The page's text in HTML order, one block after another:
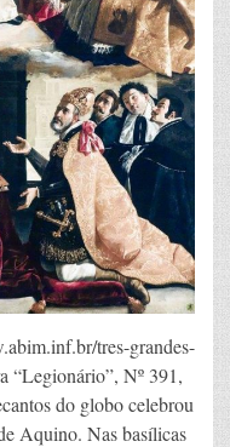
tres-grandes-
“Legionário”, Nº 391,
do globo celebrou
Aquino. Nas basílicas